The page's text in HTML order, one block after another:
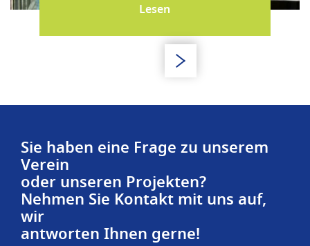
Lesen
Sie haben eine Frage zu unserem
Verein
oder unseren Projekten?
Nehmen Sie Kontakt mit uns auf,
wir
antworten Ihnen gerne!